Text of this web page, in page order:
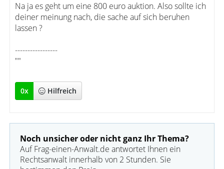
Na ja es geht um eine 800 euro auktion. Also sollte ich
deiner meinung nach, die sache auf sich beruhen
lassen ?
-----------------
""
0x Hilfreich
Noch unsicher oder nicht ganz Ihr Thema?
Auf Frag-einen-Anwalt.de antwortet Ihnen ein
Rechtsanwalt innerhalb von 2 Stunden. Sie